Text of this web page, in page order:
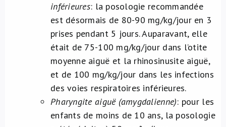
inférieures: la posologie recommandée
est désormais de 80-90 mg/kg/jour en 3
prises pendant 5 jours. Auparavant, elle
était de 75-100 mg/kg/jour dans l’otite
moyenne aiguë et la rhinosinusite aiguë,
et de 100 mg/kg/jour dans les infections
des voies respiratoires inférieures.
Pharyngite aiguë (amygdalienne): pour les
enfants de moins de 10 ans, la posologie